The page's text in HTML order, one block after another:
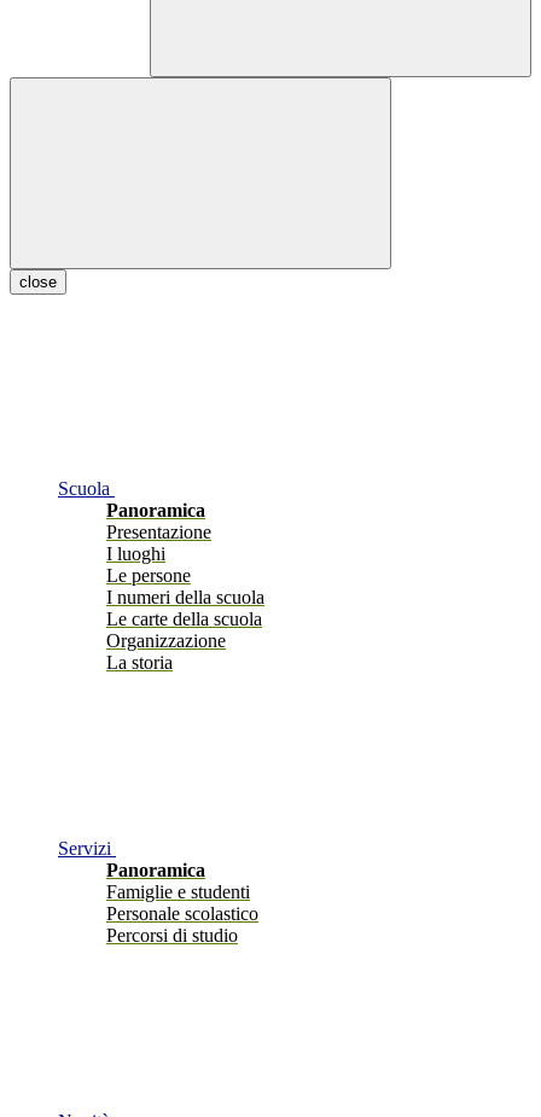
close
Scuola
Panoramica
Presentazione
I luoghi
Le persone
I numeri della scuola
Le carte della scuola
Organizzazione
La storia
Servizi
Panoramica
Famiglie e studenti
Personale scolastico
Percorsi di studio